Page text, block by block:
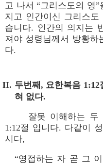
고 나서 “그리스도의 영
지고 인간이신 그리스
습니다. 인간의 의지는
져야 성령님께서 방황하
다.
II. 두번째, 요한복음 1:12
혀 없다.
잘못 이해하는 두
1:12절 입니다. 다같이
시다,
“영접하는 자 곧 그